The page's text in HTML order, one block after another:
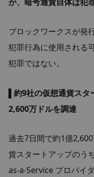
ブロックワークスが発
犯罪行為に使用される
犯罪ではない。
▌約9社の仮想通貨スタ
2,600万ドルを調達
過去7日間で約1億
貨スタートアップのう
as-a-Service プロバイ